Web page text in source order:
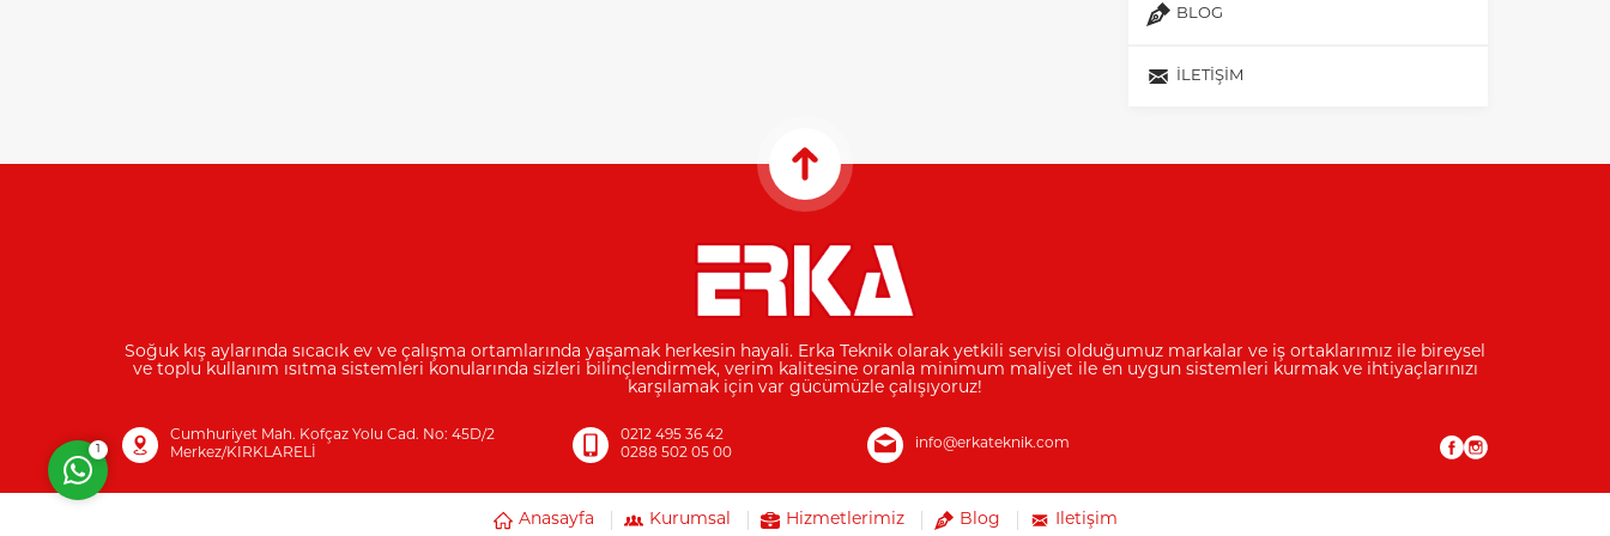
BLOG
İLETIŞIM
Cevap Yaz
1
Soğuk kış aylarında sıcacık ev ve çalışma ortamlarında yaşamak herkesin hayali. Erka Teknik olarak yetkili servisi olduğumuz markalar ve iş ortaklarımız ile bireysel
ve toplu kullanım ısıtma sistemleri konularında sizleri bilinçlendirmek, verim kalitesine oranla minimum maliyet ile en uygun sistemleri kurmak ve ihtiyaçlarınızı
karşılamak için var gücümüzle çalışıyoruz!
Cumhuriyet Mah. Kofçaz Yolu Cad. No: 45D/2
Merkez/KIRKLARELİ
0212 495 36 42
0288 502 05 00
info@erkateknik.com
Anasayfa Kurumsal Hizmetlerimiz Blog İletişim